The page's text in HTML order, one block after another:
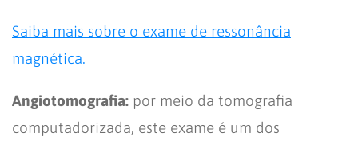
Saiba mais sobre o exame de ressonância
magnética.
Angiotomografia: por meio da tomografia
computadorizada, este exame é um dos